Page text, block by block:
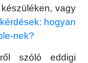
vagy
hogyan
nek?
szóló eddigi